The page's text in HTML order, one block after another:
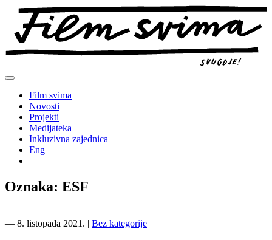
Preskoči
sadržaj
Film svima
Novosti
Projekti
Medijateka
Inkluzivna zajednica
Eng
Oznaka: ESF
― 8. listopada 2021. | Bez kategorije